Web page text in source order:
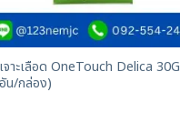
จาะเลือด OneTouch Delica 30G
น/กล่อง)